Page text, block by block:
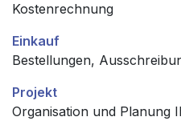
Kostenrechnung
Einkauf
Bestellungen,
Projekt
Organisation und Planung